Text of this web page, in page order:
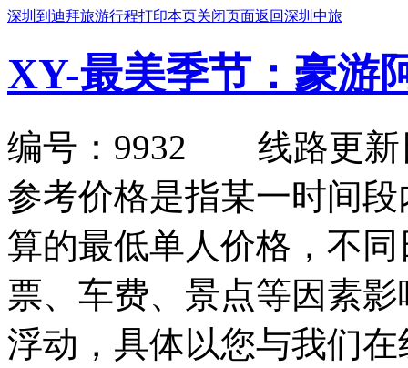
深圳到迪拜旅游行程打印本页关闭页面返回深圳中旅
XY-最美季节：豪游
编号：9932 线路更新
参考价格是指某一时间
算的最低单人价格，不
票、车费、景点等因素
浮动，具体以您与我们